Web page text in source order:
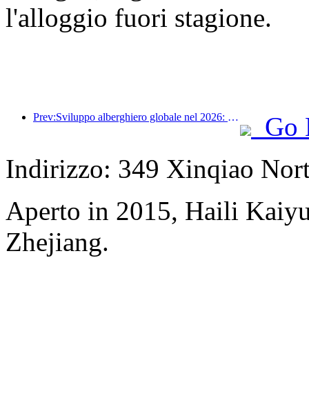
l'alloggio fuori stagione.
Prev:Sviluppo alberghiero globale nel 2026: Shanghai al primo posto per l'aggiunta di nuove camere
Go
Indirizzo: 349 Xinqiao
Aperto in 2015, Haili
Zhejiang.